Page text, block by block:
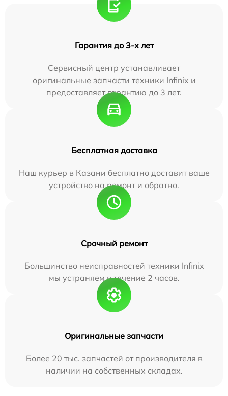
Гарантия до 3-х лет
Сервисный центр устанавливает
оригинальные запчасти техники Infinix и
предоставляет гарантию до 3 лет.
Бесплатная доставка
Наш курьер в Казани бесплатно доставит ваше
устройство на ремонт и обратно.
Срочный ремонт
Большинство неисправностей техники Infinix
мы устраняем в течение 2 часов.
Оригинальные запчасти
Более 20 тыс. запчастей от производителя в
наличии на собственных складах.